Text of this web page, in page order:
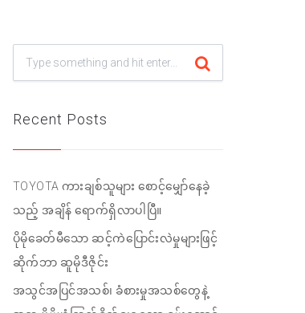
Recent Posts
TOYOTA ကားချစ်သူများ စောင့်မျှော်နေခဲ့
သည့် အချိန် ရောက်ရှိလာပါပြီ။
ပိုမိုခေတ်မီသော ဆင့်ကဲပြောင်းလဲမှုများဖြင့်
ဆိုက်ဘာ ဆူမိုဒီဇိုင်း
အသွင်အပြင်အသစ်၊ ခံစားမှုအသစ်တွေနဲ့